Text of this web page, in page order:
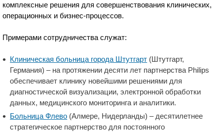
комплексные решения для совершенствования клинических,
операционных и бизнес-процессов.
Примерами сотрудничества служат:
Клиническая больница города Штутгарт (Штутгарт,
Германия) – на протяжении десяти лет партнерства Philips
обеспечивает клинику новейшими решениями для
диагностической визуализации, электронной обработки
данных, медицинского мониторинга и аналитики.
Больница Флево (Алмере, Нидерланды) – десятилетнее
стратегическое партнерство для постоянного